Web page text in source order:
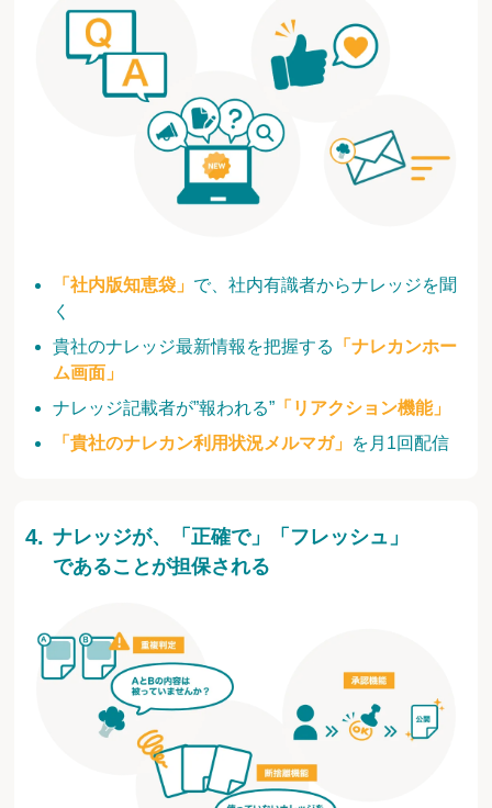
「社内版知恵袋」 で、社内有識者からナレッジを聞
く
貴社のナレッジ最新情報を把握する
「ナレカンホー
ム画面」
ナレッジ記載者が”報われる” 「リアクション機能」
「貴社のナレカン利用状況メルマガ」 を月1回配信
ナレッジが、「正確で」「フレッシュ」
であることが担保される